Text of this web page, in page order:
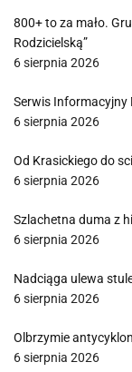
800+ to za mało.
Rodzicielską”
6 sierpnia 2026
Serwis Informacyjny
6 sierpnia 2026
Od Krasickiego do
6 sierpnia 2026
Szlachetna duma z
6 sierpnia 2026
Nadciąga ulewa
6 sierpnia 2026
Olbrzymie
6 sierpnia 2026